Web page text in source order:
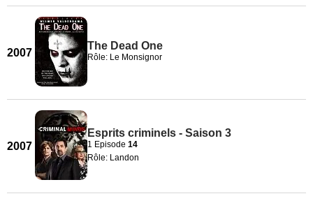
2007
The Dead One
Rôle: Le Monsignor
2007
Esprits criminels - Saison 3
1 Episode 14
Rôle: Landon